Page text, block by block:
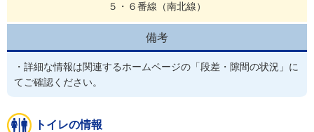
５・６番線（南北線）
備考
・詳細な情報は関連するホームページの「段差・隙間の状況」に
てご確認ください。
トイレの情報